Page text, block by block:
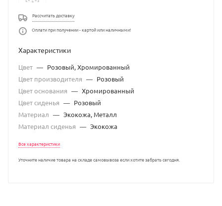
Рассчитать доставку
Оплати при получении - картой или наличными!
Характеристики
Цвет — Розовый, Хромированный
Цвет производителя — Розовый
Цвет основания — Хромированный
Цвет сиденья — Розовый
Материал — Экокожа, Металл
Материал сиденья — Экокожа
Все характеристики
Уточните наличие товара на складе самовывоза если хотите забрать сегодня.